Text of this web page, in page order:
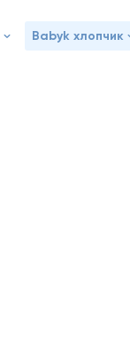
Babyk хлопчик